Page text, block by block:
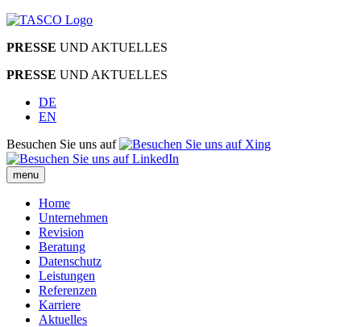
PRESSE UND AKTUELLES
PRESSE UND AKTUELLES
DE
EN
Besuchen Sie uns auf
menu
Home
Unternehmen
Revision
Beratung
Datenschutz
Leistungen
Referenzen
Karriere
Aktuelles